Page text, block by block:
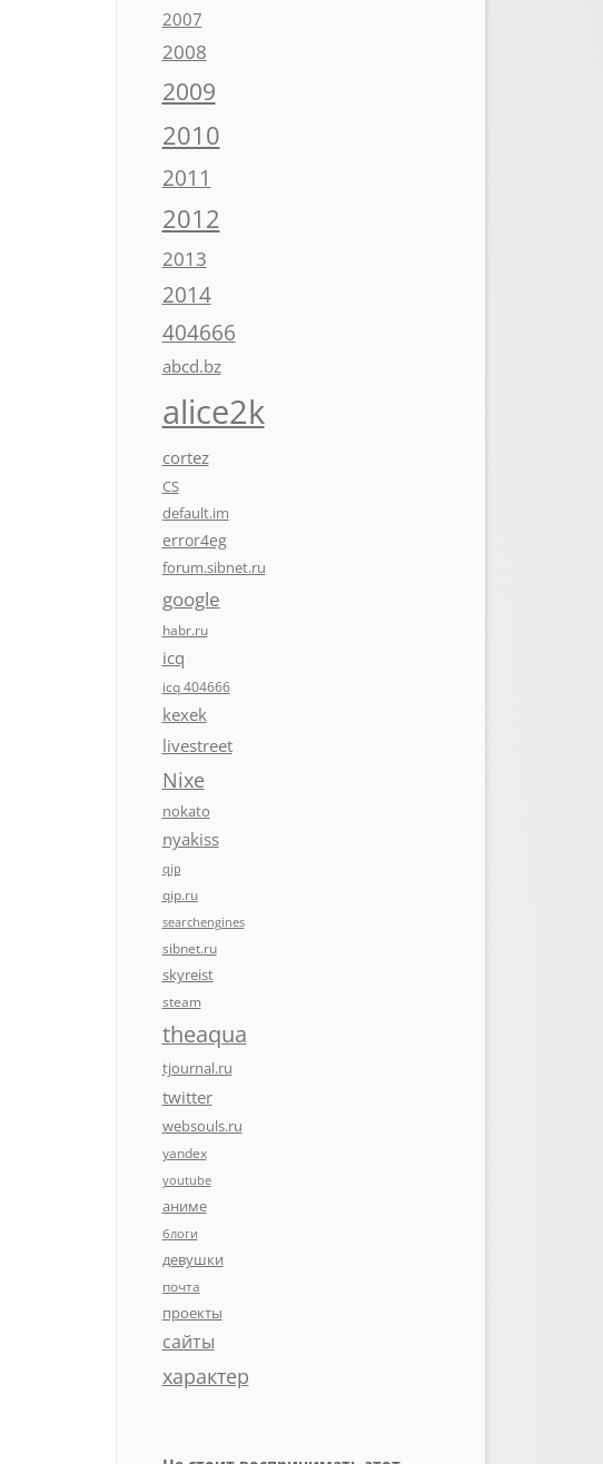
2007
2008
2009
2010
2011
2012
2013
2014
404666
abcd.bz
alice2k
cortez
CS
default.im
error4eg
forum.sibnet.ru
google
habr.ru
icq
icq 404666
kexek
livestreet
Nixe
nokato
nyakiss
qip
qip.ru
searchengines
sibnet.ru
skyreist
steam
theaqua
tjournal.ru
twitter
websouls.ru
yandex
youtube
аниме
блоги
девушки
почта
проекты
сайты
характер